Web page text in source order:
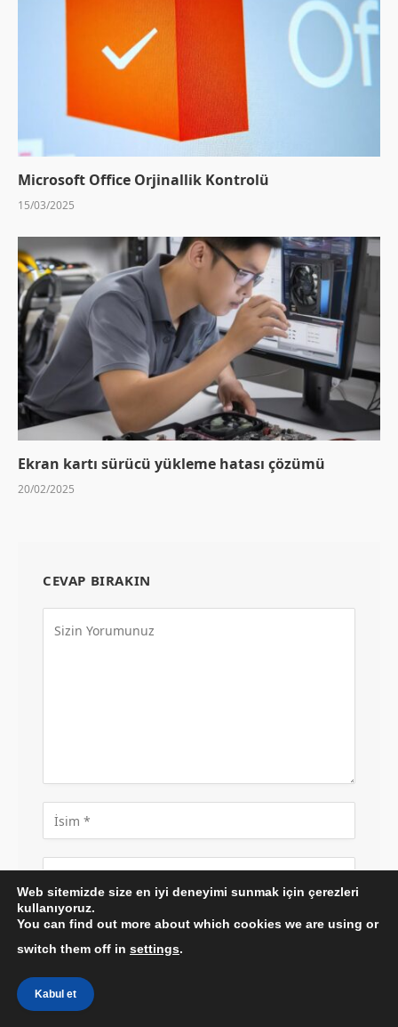
Microsoft Office Orjinallik Kontrolü
15/03/2025
Ekran kartı sürücü yükleme hatası çözümü
20/02/2025
CEVAP BIRAKIN
Adımı, e-postamı ve web sitemi bir sonraki
yorumum için bu tarayıcıya kaydet.
Web sitemizde size en iyi deneyimi sunmak için çerezleri
kullanıyoruz.
You can find out more about which cookies we are using or
switch them off in settings.
Kabul et